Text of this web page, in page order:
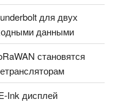
для двух
данными
становятся
Ink дисплей